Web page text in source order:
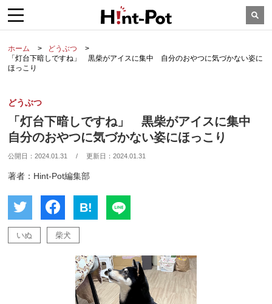
ホーム
どうぶつ
「灯台下暗しですね」 黒柴がアイスに集中 自分のおやつに気づかない姿に
ほっこり
どうぶつ
「灯台下暗しですね」 黒柴がアイスに集中
自分のおやつに気づかない姿にほっこり
公開日：2024.01.31 / 更新日：2024.01.31
著者：Hint-Pot編集部
B!
いぬ 柴犬